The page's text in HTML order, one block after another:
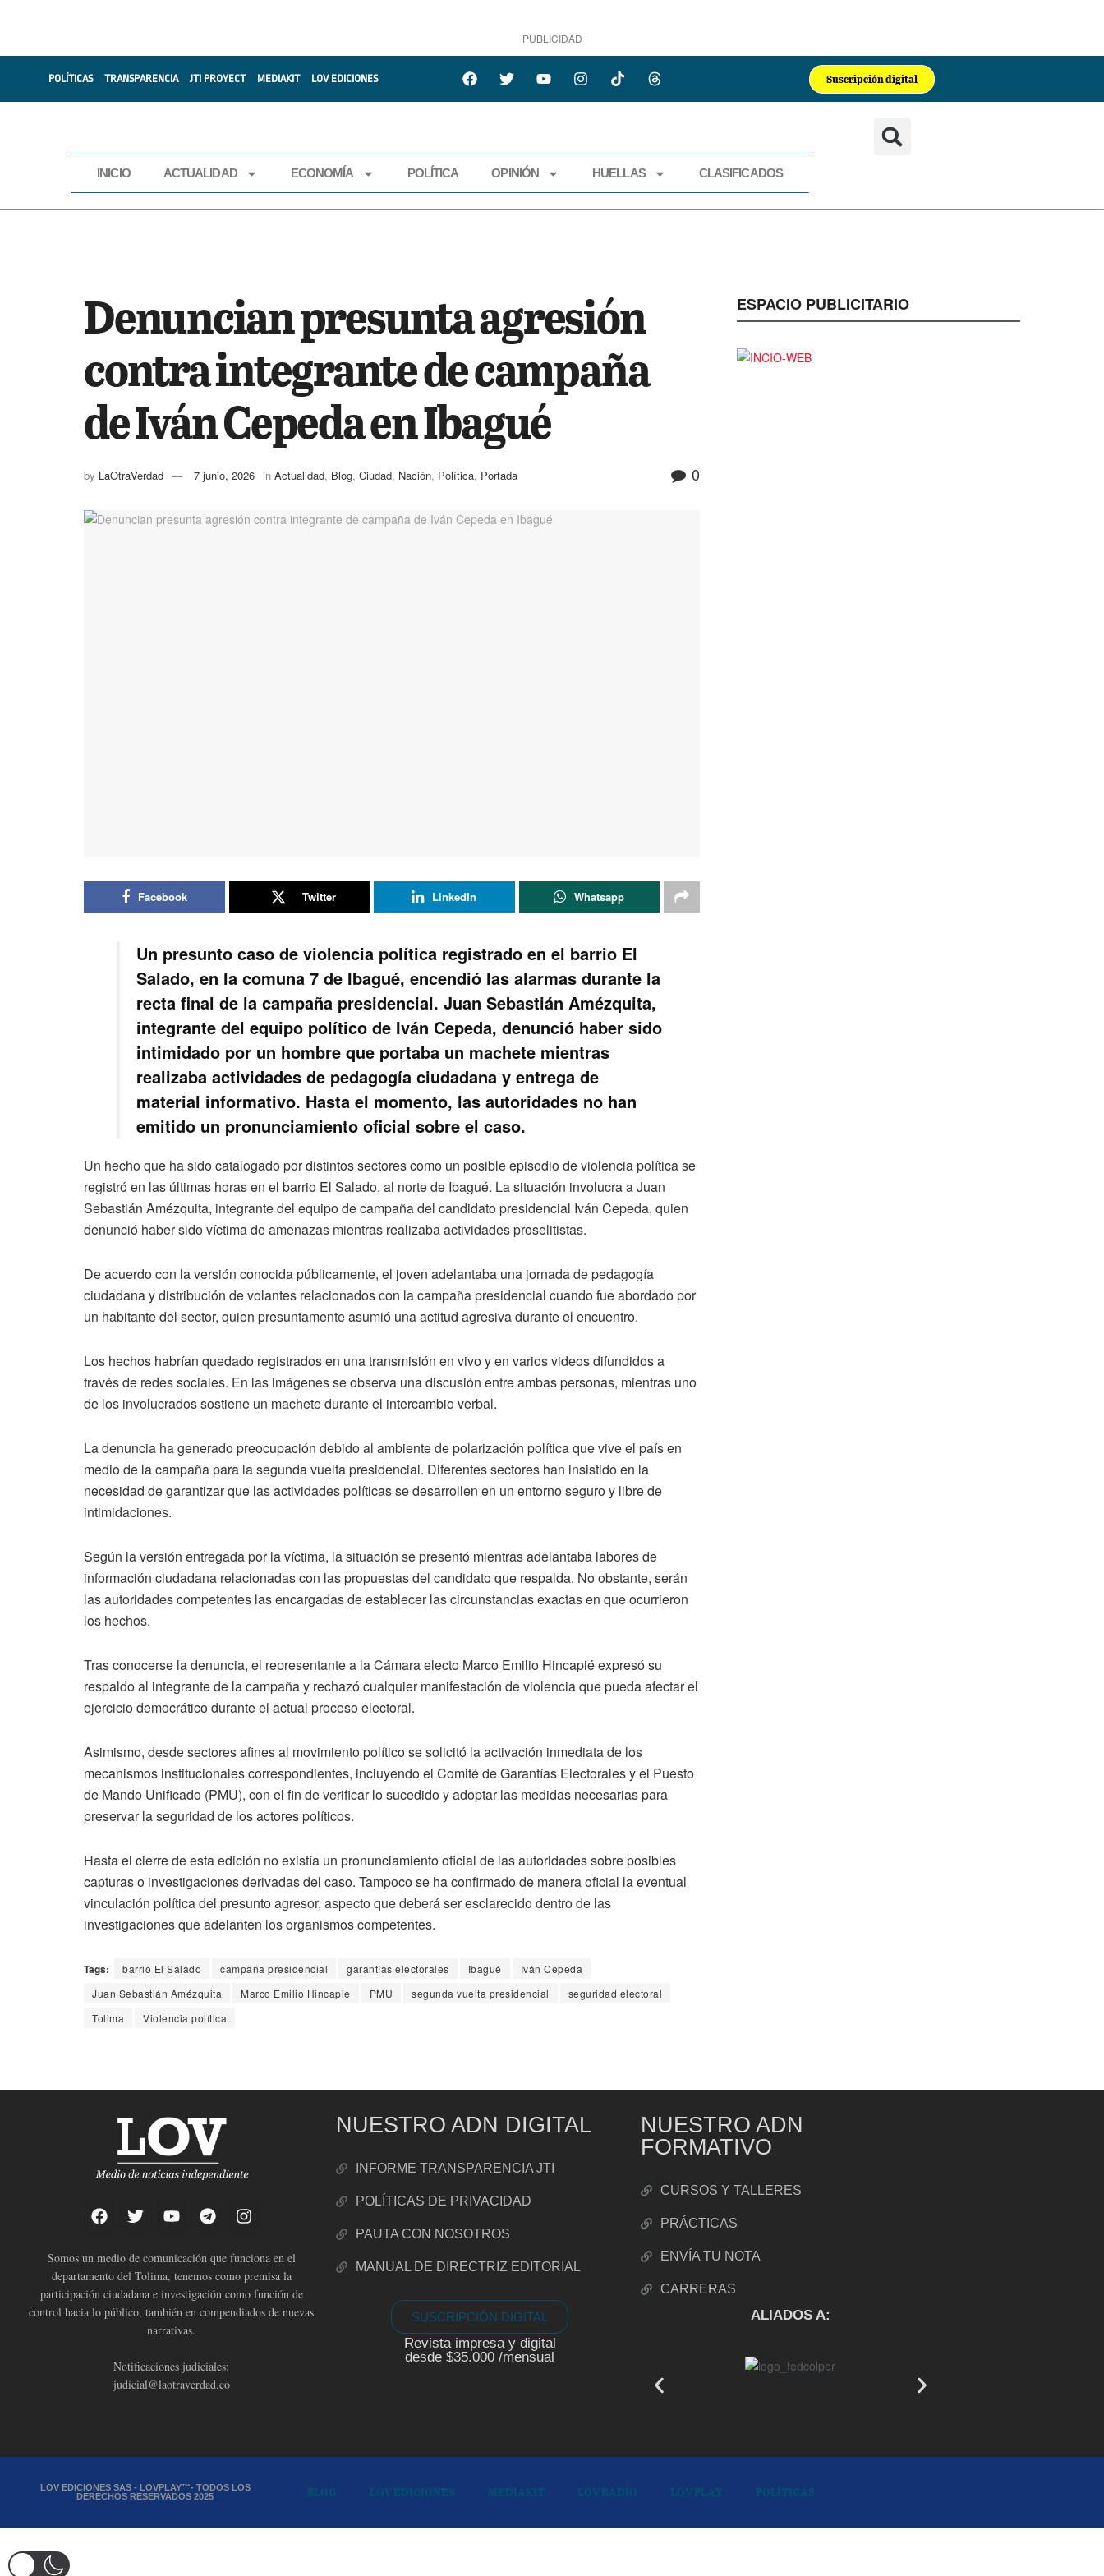
PUBLICIDAD
POLÍTICAS TRANSPARENCIA JTI PROYECT MEDIAKIT LOV EDICIONES Suscripción digital
INICIO ACTUALIDAD ECONOMÍA POLÍTICA OPINIÓN HUELLAS CLASIFICADOS
Denuncian presunta agresión
contra integrante de campaña
de Iván Cepeda en Ibagué
by LaOtraVerdad 7 junio, 2026 in Actualidad, Blog, Ciudad, Nación, Política, Portada 0
Facebook Twitter LinkedIn Whatsapp
Un presunto caso de violencia política registrado en el barrio El
Salado, en la comuna 7 de Ibagué, encendió las alarmas durante la
recta final de la campaña presidencial. Juan Sebastián Amézquita,
integrante del equipo político de Iván Cepeda, denunció haber sido
intimidado por un hombre que portaba un machete mientras
realizaba actividades de pedagogía ciudadana y entrega de
material informativo. Hasta el momento, las autoridades no han
emitido un pronunciamiento oficial sobre el caso.
Un hecho que ha sido catalogado por distintos sectores como un posible episodio de violencia política se
registró en las últimas horas en el barrio El Salado, al norte de Ibagué. La situación involucra a Juan
Sebastián Amézquita, integrante del equipo de campaña del candidato presidencial Iván Cepeda, quien
denunció haber sido víctima de amenazas mientras realizaba actividades proselitistas.
De acuerdo con la versión conocida públicamente, el joven adelantaba una jornada de pedagogía
ciudadana y distribución de volantes relacionados con la campaña presidencial cuando fue abordado por
un habitante del sector, quien presuntamente asumió una actitud agresiva durante el encuentro.
Los hechos habrían quedado registrados en una transmisión en vivo y en varios videos difundidos a
través de redes sociales. En las imágenes se observa una discusión entre ambas personas, mientras uno
de los involucrados sostiene un machete durante el intercambio verbal.
La denuncia ha generado preocupación debido al ambiente de polarización política que vive el país en
medio de la campaña para la segunda vuelta presidencial. Diferentes sectores han insistido en la
necesidad de garantizar que las actividades políticas se desarrollen en un entorno seguro y libre de
intimidaciones.
Según la versión entregada por la víctima, la situación se presentó mientras adelantaba labores de
información ciudadana relacionadas con las propuestas del candidato que respalda. No obstante, serán
las autoridades competentes las encargadas de establecer las circunstancias exactas en que ocurrieron
los hechos.
Tras conocerse la denuncia, el representante a la Cámara electo Marco Emilio Hincapié expresó su
respaldo al integrante de la campaña y rechazó cualquier manifestación de violencia que pueda afectar el
ejercicio democrático durante el actual proceso electoral.
Asimismo, desde sectores afines al movimiento político se solicitó la activación inmediata de los
mecanismos institucionales correspondientes, incluyendo el Comité de Garantías Electorales y el Puesto
de Mando Unificado (PMU), con el fin de verificar lo sucedido y adoptar las medidas necesarias para
preservar la seguridad de los actores políticos.
Hasta el cierre de esta edición no existía un pronunciamiento oficial de las autoridades sobre posibles
capturas o investigaciones derivadas del caso. Tampoco se ha confirmado de manera oficial la eventual
vinculación política del presunto agresor, aspecto que deberá ser esclarecido dentro de las
investigaciones que adelanten los organismos competentes.
Tags: barrio El Salado campaña presidencial garantías electorales Ibagué
Iván Cepeda
Juan Sebastián Amézquita
Marco Emilio Hincapie PMU segunda vuelta presidencial
seguridad electoral
Tolima
Violencia política
ESPACIO PUBLICITARIO
Somos un medio de comunicación que funciona en el
departamento del Tolima, tenemos como premisa la
participación ciudadana e investigación como función de
control hacia lo público, también en compendiados de nuevas
narrativas.
Notificaciones judiciales:
judicial@laotraverdad.co
NUESTRO ADN DIGITAL
INFORME TRANSPARENCIA JTI
POLÍTICAS DE PRIVACIDAD
PAUTA CON NOSOTROS
MANUAL DE DIRECTRIZ EDITORIAL
SUSCRIPCIÓN DIGITAL
Revista impresa y digital
desde $35.000 /mensual
NUESTRO ADN
FORMATIVO
CURSOS Y TALLERES
PRÁCTICAS
ENVÍA TU NOTA
CARRERAS
ALIADOS A:
LOV EDICIONES SAS - LOVPLAY™- TODOS LOS
DERECHOS RESERVADOS 2025
BLOG LOV EDICIONES MEDIAKIT LOV RADIO LOV PLAY POLÍTICAS